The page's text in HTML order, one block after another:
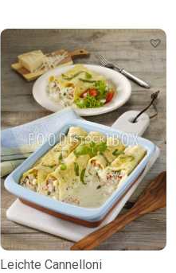
Leichte Cannelloni